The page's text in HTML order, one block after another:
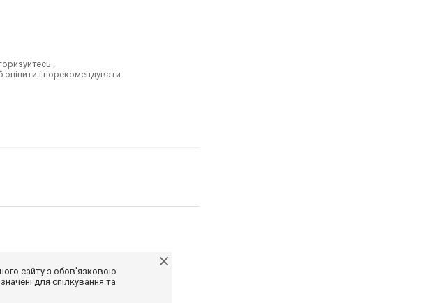
,
оцінити і порекомендувати
сайту з обов'язковою
для спілкування та